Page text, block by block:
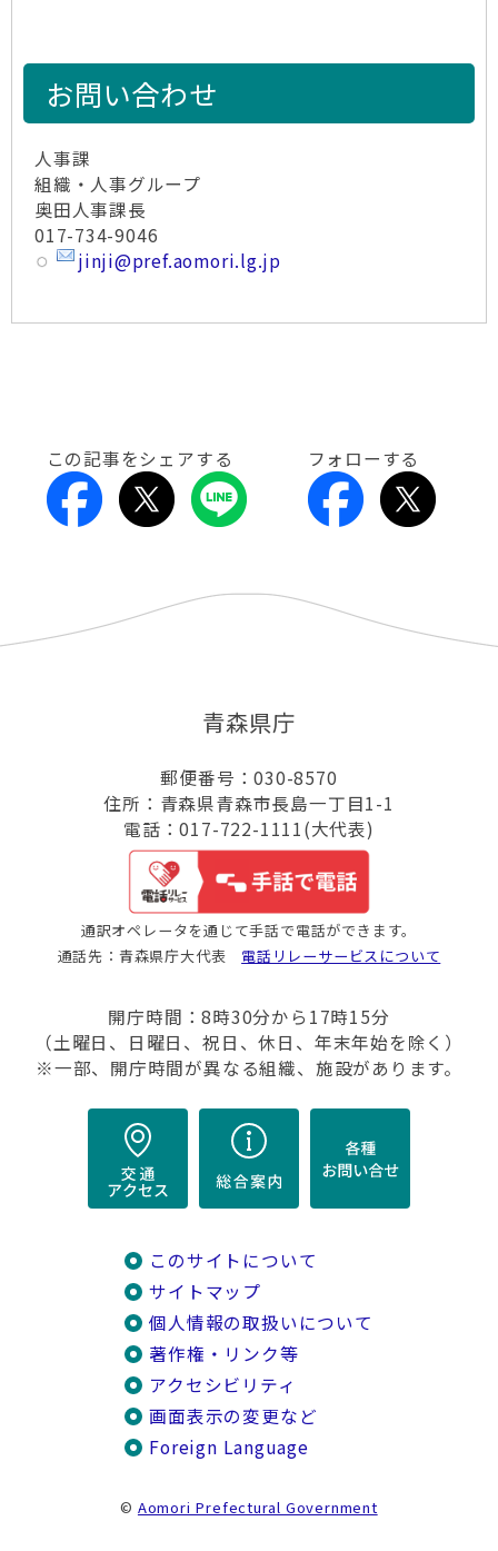
お問い合わせ
人事課
組織・人事グループ
奥田人事課長
017-734-9046
jinji@pref.aomori.lg.jp
この記事をシェアする フォローする
青森県庁
郵便番号：030-8570
住所：青森県青森市長島一丁目1-1
電話：017-722-1111(大代表)
通訳オペレータを通じて手話で電話ができます。
通話先：青森県庁大代表 電話リレーサービスについて
開庁時間：8時30分から17時15分
（土曜日、日曜日、祝日、休日、年末年始を除く）
※一部、開庁時間が異なる組織、施設があります。
このサイトについて
サイトマップ
個人情報の取扱いについて
著作権・リンク等
アクセシビリティ
画面表示の変更など
Foreign Language
© Aomori Prefectural Government